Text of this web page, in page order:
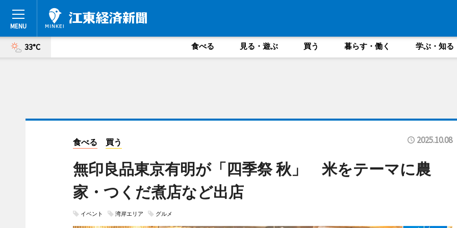
33°C 食べる 見る・遊ぶ 買う 暮らす・働く 学ぶ・知る
食べる 買う 2025.10.08
無印良品東京有明が「四季祭 秋」 米をテーマに農
家・つくだ煮店など出店
イベント 湾岸エリア グルメ